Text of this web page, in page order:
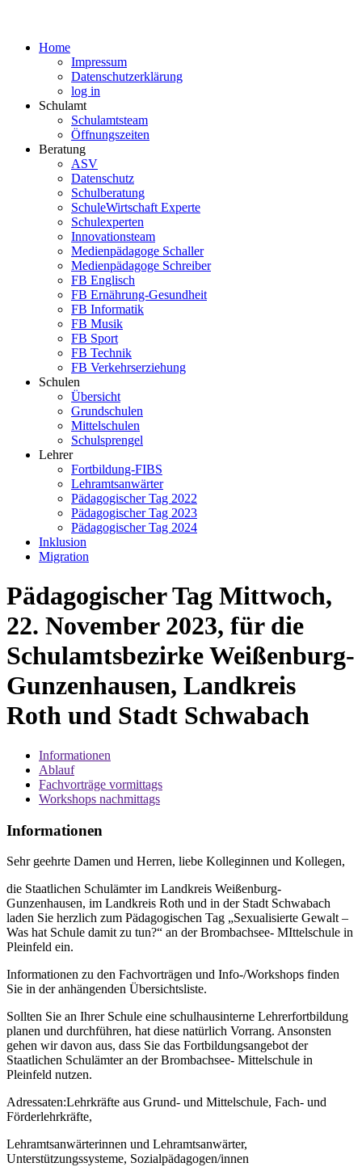
Home
Impressum
Datenschutzerklärung
log in
Schulamt
Schulamtsteam
Öffnungszeiten
Beratung
ASV
Datenschutz
Schulberatung
SchuleWirtschaft Experte
Schulexperten
Innovationsteam
Medienpädagoge Schaller
Medienpädagoge Schreiber
FB Englisch
FB Ernährung-Gesundheit
FB Informatik
FB Musik
FB Sport
FB Technik
FB Verkehrserziehung
Schulen
Übersicht
Grundschulen
Mittelschulen
Schulsprengel
Lehrer
Fortbildung-FIBS
Lehramtsanwärter
Pädagogischer Tag 2022
Pädagogischer Tag 2023
Pädagogischer Tag 2024
Inklusion
Migration
Pädagogischer Tag Mittwoch,
22. November 2023, für die
Schulamtsbezirke Weißenburg-
Gunzenhausen, Landkreis
Roth und Stadt Schwabach
Informationen
Ablauf
Fachvorträge vormittags
Workshops nachmittags
Informationen
Sehr geehrte Damen und Herren, liebe Kolleginnen und Kollegen,
die Staatlichen Schulämter im Landkreis Weißenburg-
Gunzenhausen, im Landkreis Roth und in der Stadt Schwabach
laden Sie herzlich zum Pädagogischen Tag „Sexualisierte Gewalt –
Was hat Schule damit zu tun?“ an derBrombachsee- MIttelschule in
Pleinfeld ein.
Informationen zu den Fachvorträgen und Info-/Workshops finden
Sie in der anhängenden Übersichtsliste.
Sollten Sie an Ihrer Schule eine schulhausinterne Lehrerfortbildung
planen und durchführen, hat diese natürlich Vorrang. Ansonsten
gehen wir davon aus, dass Sie das Fortbildungsangebot der
Staatlichen Schulämter an der Brombachsee- Mittelschule in
Pleinfeld nutzen.
Adressaten:Lehrkräfte aus Grund- und Mittelschule, Fach- und
Förderlehrkräfte,
Lehramtsanwärterinnen und Lehramtsanwärter,
Unterstützungssysteme, Sozialpädagogen/innen